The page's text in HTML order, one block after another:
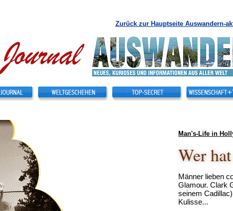
Zurück zur Hauptseite Auswandern-
Man's-Life in
Wer
Männer lieben
Glamour. Clark
seinem
Kulisse...